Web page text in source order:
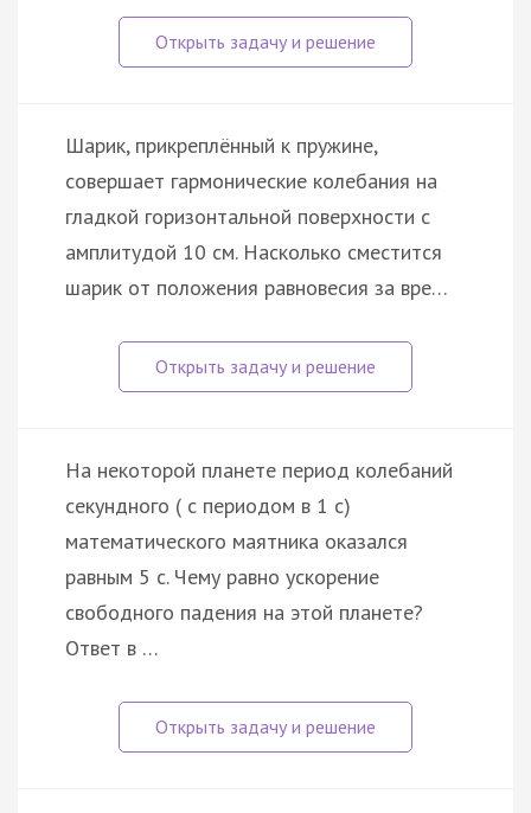
Шарик, прикреплённый к пружине,
совершает гармонические колебания на
гладкой горизонтальной поверхности с
амплитудой 10 см. Насколько сместится
шарик от положения равновесия за вре…
На некоторой планете период колебаний
секундного ( с периодом в 1 с)
математического маятника оказался
равным 5 с. Чему равно ускорение
свободного падения на этой планете?
Ответ в …